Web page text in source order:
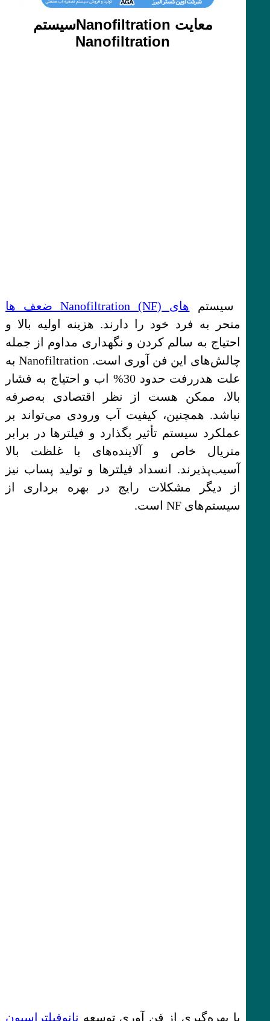
معایت Nanofiltrationسیستم
Nanofiltration
سیستم‌ های Nanofiltration (NF) ضعف ها
منحر به فرد خود را دارند. هزینه اولیه بالا و
احتیاج به سالم کردن و نگهداری مداوم از جمله
چالش‌های این فن آوری است. Nanofiltration به
علت هدررفت حدود 30% اب و احتیاج به فشار
بالا، ممکن هست از نظر اقتصادی به‌صرفه
نباشد. همچنین، کیفیت آب ورودی می‌تواند بر
عملکرد سیستم تأثیر بگذارد و فیلترها در برابر
متریال خاص و آلاینده‌های با غلظت بالا
آسیب‌پذیرند. انسداد فیلترها و تولید پساب نیز
از دیگر مشکلات رایج در بهره برداری از
سیستم‌های NF است.
با بهره‌گیری از فن آوری توسعه نانوفیلتراسیون